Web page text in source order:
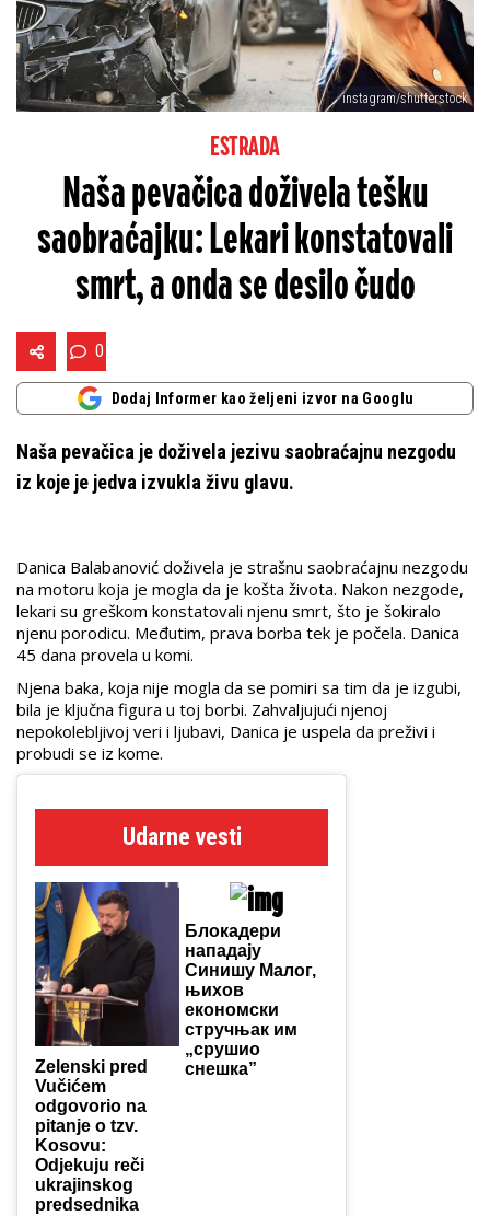
instagram/shutterstock
ESTRADA
Naša pevačica doživela tešku
saobraćajku: Lekari konstatovali
smrt, a onda se desilo čudo
0
Dodaj Informer kao željeni izvor na Googlu
Naša pevačica je doživela jezivu saobraćajnu nezgodu
iz koje je jedva izvukla živu glavu.
Danica Balabanović doživela je strašnu saobraćajnu nezgodu
na motoru koja je mogla da je košta života. Nakon nezgode,
lekari su greškom konstatovali njenu smrt, što je šokiralo
njenu porodicu. Međutim, prava borba tek je počela. Danica
45 dana provela u komi.
Njena baka, koja nije mogla da se pomiri sa tim da je izgubi,
bila je ključna figura u toj borbi. Zahvaljujući njenoj
nepokolebljivoj veri i ljubavi, Danica je uspela da preživi i
probudi se iz kome.
Udarne vesti
Zelenski pred
Vučićem
odgovorio na
pitanje o tzv.
Kosovu:
Odjekuju reči
ukrajinskog
predsednika
Блокадери
нападају
Синишу Малог,
њихов
економски
стручњак им
„срушио
снешка”